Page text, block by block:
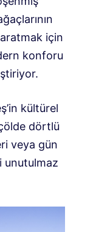
için
konforu
kültürel
dörtlü
veya gün
unutulmaz